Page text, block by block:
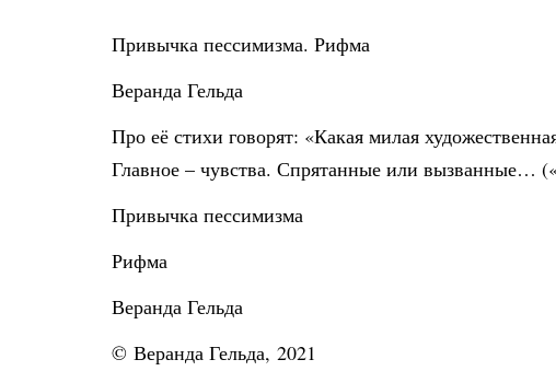
Привычка пессимизма. Рифма
Веранда Гельда
Про её стихи говорят: «Какая милая
Главное – чувства. Спрятанные или вызванные…
Привычка пессимизма
Рифма
Веранда Гельда
© Веранда Гельда, 2021